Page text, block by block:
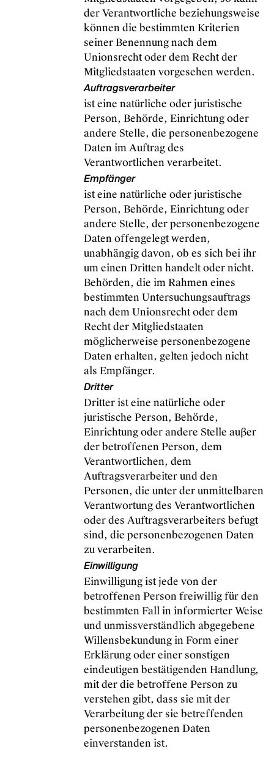
der Verantwortliche beziehungsweise
können die bestimmten Kriterien
seiner Benennung nach dem
Unionsrecht oder dem Recht der
Mitgliedstaaten vorgesehen werden.
Auftragsverarbeiter
ist eine natürliche oder juristische
Person, Behörde, Einrichtung oder
andere Stelle, die personenbezogene
Daten im Auftrag des
Verantwortlichen verarbeitet.
Empfänger
ist eine natürliche oder juristische
Person, Behörde, Einrichtung oder
andere Stelle, der personenbezogene
Daten offengelegt werden,
unabhängig davon, ob es sich bei ihr
um einen Dritten handelt oder nicht.
Behörden, die im Rahmen eines
bestimmten Untersuchungsauftrags
nach dem Unionsrecht oder dem
Recht der Mitgliedstaaten
möglicherweise personenbezogene
Daten erhalten, gelten jedoch nicht
als Empfänger.
Dritter
Dritter ist eine natürliche oder
juristische Person, Behörde,
Einrichtung oder andere Stelle außer
der betroffenen Person, dem
Verantwortlichen, dem
Auftragsverarbeiter und den
Personen, die unter der unmittelbaren
Verantwortung des Verantwortlichen
oder des Auftragsverarbeiters befugt
sind, die personenbezogenen Daten
zu verarbeiten.
Einwilligung
Einwilligung ist jede von der
betroffenen Person freiwillig für den
bestimmten Fall in informierter Weise
und unmissverständlich abgegebene
Willensbekundung in Form einer
Erklärung oder einer sonstigen
eindeutigen bestätigenden Handlung,
mit der die betroffene Person zu
verstehen gibt, dass sie mit der
Verarbeitung der sie betreffenden
personenbezogenen Daten
einverstanden ist.